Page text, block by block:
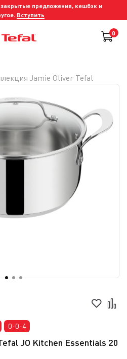
предложения, кешбэк и
Вступить
0
0-0-4
JO Kitchen Essentials 20
Jamie Oliver Tefal